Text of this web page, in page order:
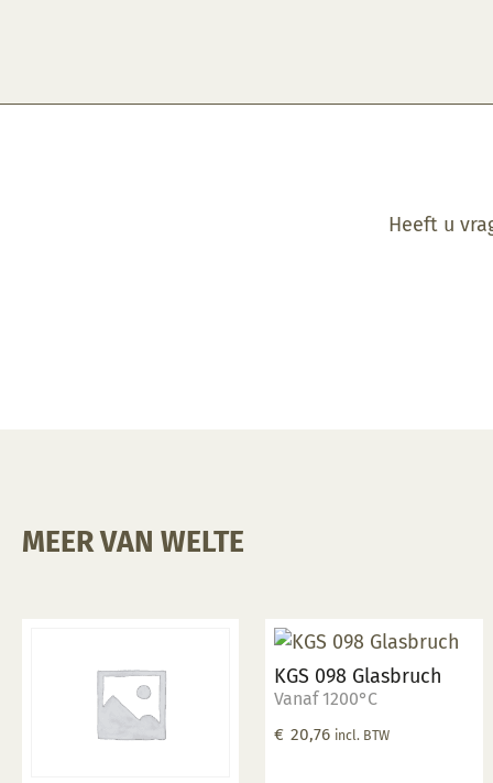
Heeft u
MEER VAN WELTE
KGS 098 Glasbruch
Vanaf 1200°C
€ 20,76 incl. BTW